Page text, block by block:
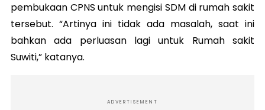
pembukaan CPNS untuk mengisi SDM di rumah sakit
tersebut. “Artinya ini tidak ada masalah, saat ini
bahkan ada perluasan lagi untuk Rumah sakit
Suwiti,” katanya.
ADVERTISEMENT